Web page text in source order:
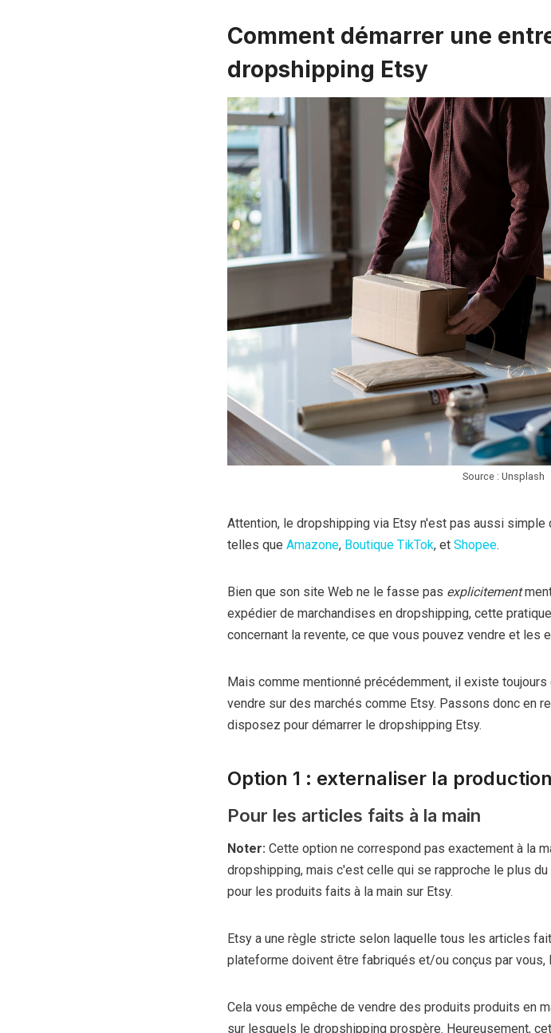
Comment démarrer une
dropshipping Etsy
Source : Unsplash
Attention, le dropshipping via Etsy n'est pas aussi
telles que Amazone, Boutique TikTok, et Shopee.
Bien que son site Web ne le fasse pas explicitement
expédier de marchandises en dropshipping, cette
concernant la revente, ce que vous pouvez vendre et les
Mais comme mentionné précédemment, il existe
vendre sur des marchés comme Etsy. Passons donc en
disposez pour démarrer le dropshipping Etsy.
Option 1 : externaliser la
Pour les articles faits à la main
Noter: Cette option ne correspond pas exactement à la
dropshipping, mais c'est celle qui se rapproche le plus
pour les produits faits à la main sur Etsy.
Etsy a une règle stricte selon laquelle tous les articles
plateforme doivent être fabriqués et/ou conçus par vous,
Cela vous empêche de vendre des produits produits en
sur lesquels le dropshipping prospère. Heureusement,